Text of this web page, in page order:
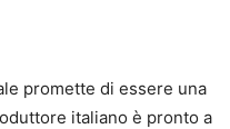
promette di essere una
italiano è pronto a